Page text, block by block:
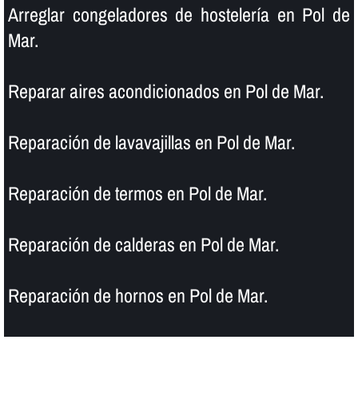
Arreglar congeladores de hostelerí­a en Pol de
Mar.
Reparar aires acondicionados en Pol de Mar.
Reparación de lavavajillas en Pol de Mar.
Reparación de termos en Pol de Mar.
Reparación de calderas en Pol de Mar.
Reparación de hornos en Pol de Mar.